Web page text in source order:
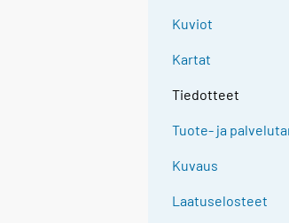
Kuviot
Kartat
Tiedotteet
Tuote- ja
Kuvaus
Laatuselosteet